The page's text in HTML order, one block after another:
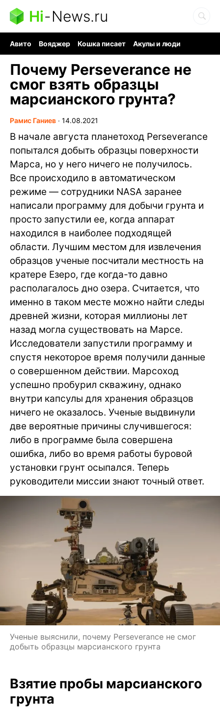
Hi-News.ru
Авито Вояджер Кошка писает
Акулы и люди
Почему Perseverance не
смог взять образцы
марсианского грунта?
Рамис Ганиев ∙ 14.08.2021
В начале августа планетоход Perseverance
попытался добыть образцы поверхности
Марса, но у него ничего не получилось.
Все происходило в автоматическом
режиме — сотрудники NASA заранее
написали программу для добычи грунта и
просто запустили ее, когда аппарат
находился в наиболее подходящей
области. Лучшим местом для извлечения
образцов ученые посчитали местность на
кратере Езеро, где когда-то давно
располагалось дно озера. Считается, что
именно в таком месте можно найти следы
древней жизни, которая миллионы лет
назад могла существовать на Марсе.
Исследователи запустили программу и
спустя некоторое время получили данные
о совершенном действии. Марсоход
успешно пробурил скважину, однако
внутри капсулы для хранения образцов
ничего не оказалось. Ученые выдвинули
две вероятные причины случившегося:
либо в программе была совершена
ошибка, либо во время работы буровой
установки грунт осыпался. Теперь
руководители миссии знают точный ответ.
Ученые выяснили, почему Perseverance не смог
добыть образцы марсианского грунта
Взятие пробы марсианского
грунта